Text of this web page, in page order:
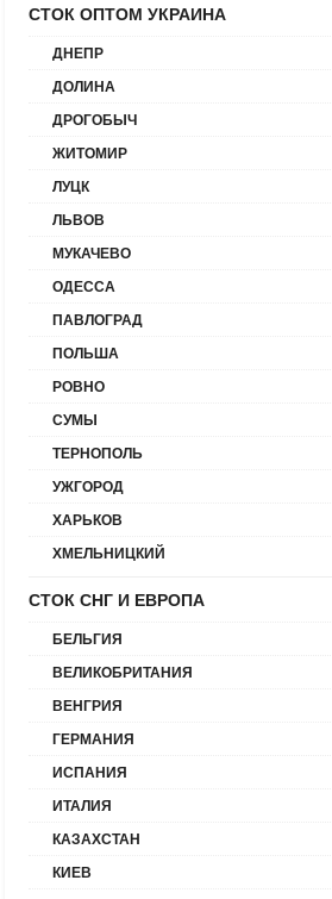
СТОК ОПТОМ УКРАИНА
ДНЕПР
ДОЛИНА
ДРОГОБЫЧ
ЖИТОМИР
ЛУЦК
ЛЬВОВ
МУКАЧЕВО
ОДЕССА
ПАВЛОГРАД
ПОЛЬША
РОВНО
СУМЫ
ТЕРНОПОЛЬ
УЖГОРОД
ХАРЬКОВ
ХМЕЛЬНИЦКИЙ
СТОК СНГ И ЕВРОПА
БЕЛЬГИЯ
ВЕЛИКОБРИТАНИЯ
ВЕНГРИЯ
ГЕРМАНИЯ
ИСПАНИЯ
ИТАЛИЯ
КАЗАХСТАН
КИЕВ